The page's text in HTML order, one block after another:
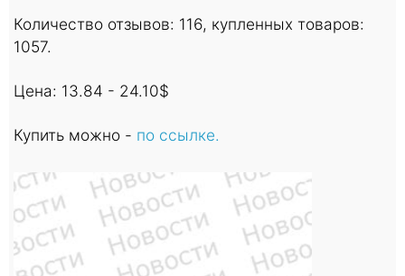
Количество отзывов: 116, купленных товаров:
1057.
Цена: 13.84 - 24.10$
Купить можно - по ссылке.